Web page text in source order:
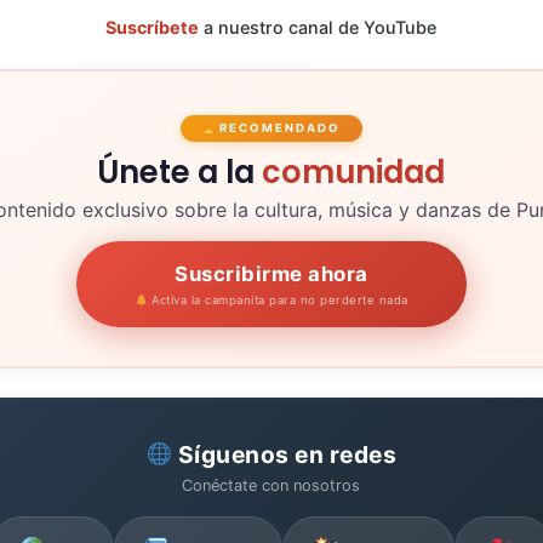
Suscríbete a nuestro canal de YouTube
RECOMENDADO
Únete a la comunidad
exclusivo sobre la cultura, música y danzas de
Suscribirme ahora
Activa la campanita para no perderte nada
Síguenos en redes
Conéctate con nosotros